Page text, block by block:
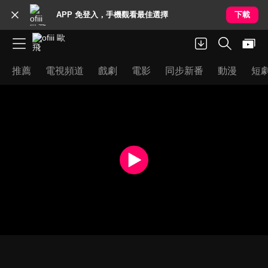
APP 免登入，手機觀看最佳選擇 下載
推薦 電視頻道 戲劇 電影 同步新番 動漫 短